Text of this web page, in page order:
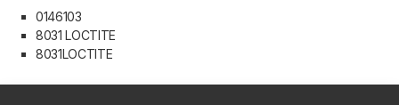
0146103
8031 LOCTITE
8031LOCTITE